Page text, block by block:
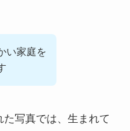
い家庭を
写真では、生まれて